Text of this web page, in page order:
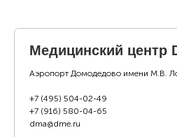
Медицинский центр
Аэропорт Домодедово имени М.В.
+7 (495) 504-02-49
+7 (916) 580-04-65
dma@dme.ru